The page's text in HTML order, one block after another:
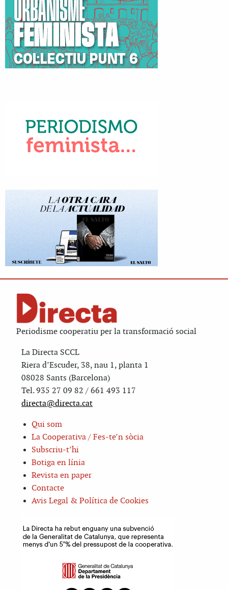
Periodisme cooperatiu per la transformació social
La Directa SCCL
Riera d’Escuder, 38, nau 1, planta 1
08028 Sants (Barcelona)
Tel. 935 27 09 82 / 661 493 117
directa@directa.cat
Qui som
La Cooperativa / Fes-te’n sòcia
Subscriu-t’hi
Botiga en línia
Revista en paper
Contacte
Avis Legal & Política de Cookies